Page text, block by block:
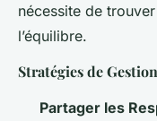
nécessite de
l’équilibre.
Stratégies de Gestion
Partager les